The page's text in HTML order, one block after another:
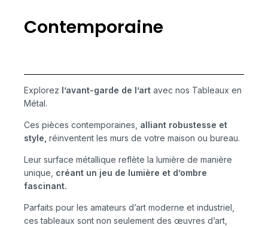
Contemporaine
Explorez l’avant-garde de l’art avec nos Tableaux en
Métal.
Ces pièces contemporaines, alliant robustesse et
style, réinventent les murs de votre maison ou bureau.
Leur surface métallique reflète la lumière de manière
unique, créant un jeu de lumière et d’ombre
fascinant.
Parfaits pour les amateurs d’art moderne et industriel,
ces tableaux sont non seulement des œuvres d’art,